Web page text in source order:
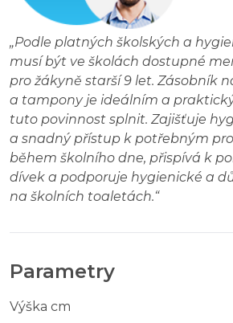
„Podle platných školských a
musí být ve školách dostupné
pro žákyně starší 9 let. Zásobník
a tampony je ideálním a
tuto povinnost splnit. Zajišťuje
a snadný přístup k potřebným
během školního dne, přispívá k
dívek a podporuje hygienické a
na školních toaletách.“
Parametry
Výška cm